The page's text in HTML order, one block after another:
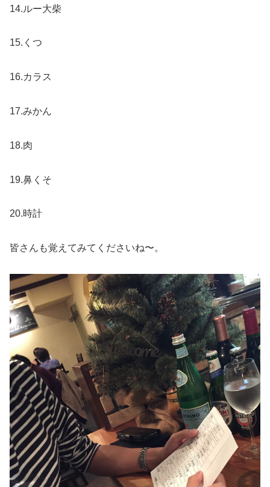
14.ルー大柴
15.くつ
16.カラス
17.みかん
18.肉
19.鼻くそ
20.時計
皆さんも覚えてみてくださいね〜。